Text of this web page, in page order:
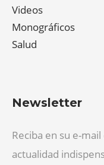
Videos
Monográficos
Salud
Newsletter
Reciba en su e-
actualidad